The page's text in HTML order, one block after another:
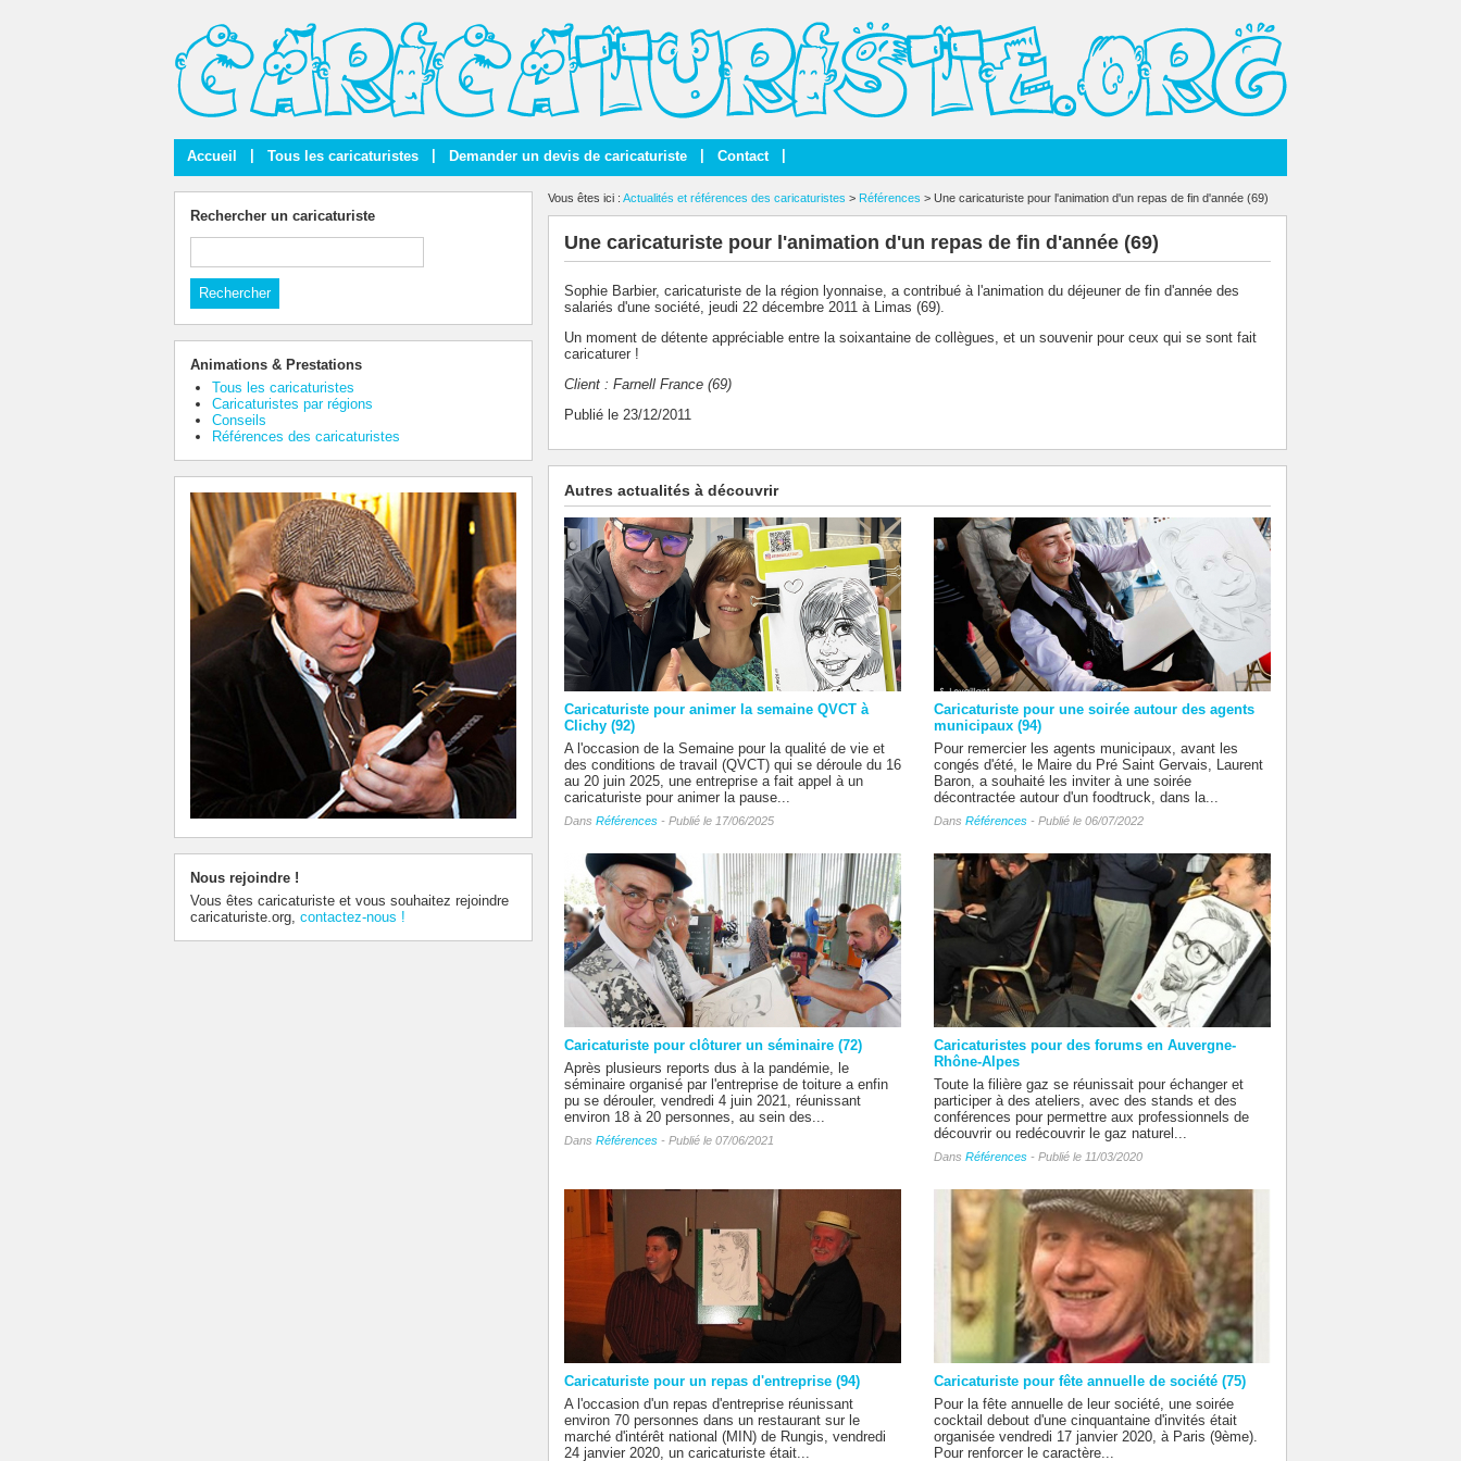
Accueil Tous les caricaturistes Demander un devis de caricaturiste Contact
Vous êtes ici : Actualités et références des caricaturistes > Références > Une caricaturiste pour l'animation d'un repas de fin d'année (69)
Une caricaturiste pour l'animation d'un repas de fin d'année (69)
Sophie Barbier, caricaturiste de la région lyonnaise, a contribué à l'animation du déjeuner de fin d'année des
salariés d'une société, jeudi 22 décembre 2011 à Limas (69).
Un moment de détente appréciable entre la soixantaine de collègues, et un souvenir pour ceux qui se sont fait
caricaturer !
Client : Farnell France (69)
Publié le 23/12/2011
Autres actualités à découvrir
Caricaturiste pour animer la semaine QVCT à
Clichy (92)
A l'occasion de la Semaine pour la qualité de vie et
des conditions de travail (QVCT) qui se déroule du 16
au 20 juin 2025, une entreprise a fait appel à un
caricaturiste pour animer la pause...
Dans Références - Publié le 17/06/2025
Caricaturiste pour une soirée autour des agents
municipaux (94)
Pour remercier les agents municipaux, avant les
congés d'été, le Maire du Pré Saint Gervais, Laurent
Baron, a souhaité les inviter à une soirée
décontractée autour d'un foodtruck, dans la...
Dans Références - Publié le 06/07/2022
Caricaturiste pour clôturer un séminaire (72)
Après plusieurs reports dus à la pandémie, le
séminaire organisé par l'entreprise de toiture a enfin
pu se dérouler, vendredi 4 juin 2021, réunissant
environ 18 à 20 personnes, au sein des...
Dans Références - Publié le 07/06/2021
Caricaturistes pour des forums en Auvergne-
Rhône-Alpes
Toute la filière gaz se réunissait pour échanger et
participer à des ateliers, avec des stands et des
conférences pour permettre aux professionnels de
découvrir ou redécouvrir le gaz naturel...
Dans Références - Publié le 11/03/2020
Caricaturiste pour un repas d'entreprise (94)
A l'occasion d'un repas d'entreprise réunissant
environ 70 personnes dans un restaurant sur le
marché d'intérêt national (MIN) de Rungis, vendredi
24 janvier 2020, un caricaturiste était...
Caricaturiste pour fête annuelle de société (75)
Pour la fête annuelle de leur société, une soirée
cocktail debout d'une cinquantaine d'invités était
organisée vendredi 17 janvier 2020, à Paris (9ème).
Pour renforcer le caractère...
Rechercher un caricaturiste
Animations & Prestations
Tous les caricaturistes
Caricaturistes par régions
Conseils
Références des caricaturistes
Nous rejoindre !
Vous êtes caricaturiste et vous souhaitez rejoindre
caricaturiste.org, contactez-nous !